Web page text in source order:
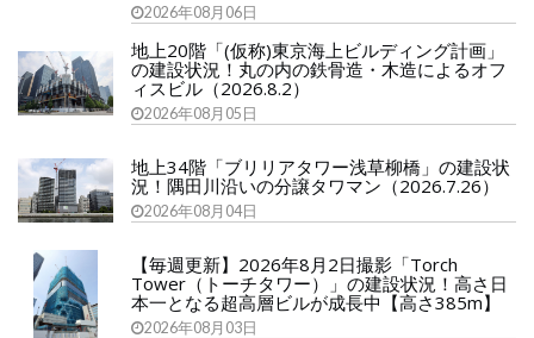
2026年08月06日
地上20階「(仮称)東京海上ビルディング計画」
の建設状況！丸の内の鉄骨造・木造によるオフ
ィスビル（2026.8.2）
2026年08月05日
地上34階「ブリリアタワー浅草柳橋」の建設状
況！隅田川沿いの分譲タワマン（2026.7.26）
2026年08月04日
【毎週更新】2026年8月2日撮影「Torch
Tower（トーチタワー）」の建設状況！高さ日
本一となる超高層ビルが成長中【高さ385m】
2026年08月03日